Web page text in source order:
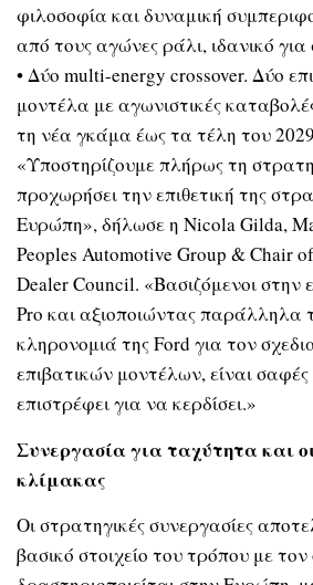
φιλοσοφία και δυναμική
από τους αγώνες ράλι, ιδανικό
• Δύο multi-energy crossover. Δύο
μοντέλα με αγωνιστικές
τη νέα γκάμα έως τα τέλη του
«Υποστηρίζουμε πλήρως τη
προχωρήσει την επιθετική της
Ευρώπη», δήλωσε η Nicola Gilda,
Peoples Automotive Group & Chair
Dealer Council. «Βασιζόμενοι στην
Pro και αξιοποιώντας παράλληλα
κληρονομιά της Ford για τον
επιβατικών μοντέλων, είναι σαφές
επιστρέφει για να κερδίσει.»
Συνεργασία για ταχύτητα και
κλίμακας
Οι στρατηγικές συνεργασίες
βασικό στοιχείο του τρόπου με τον